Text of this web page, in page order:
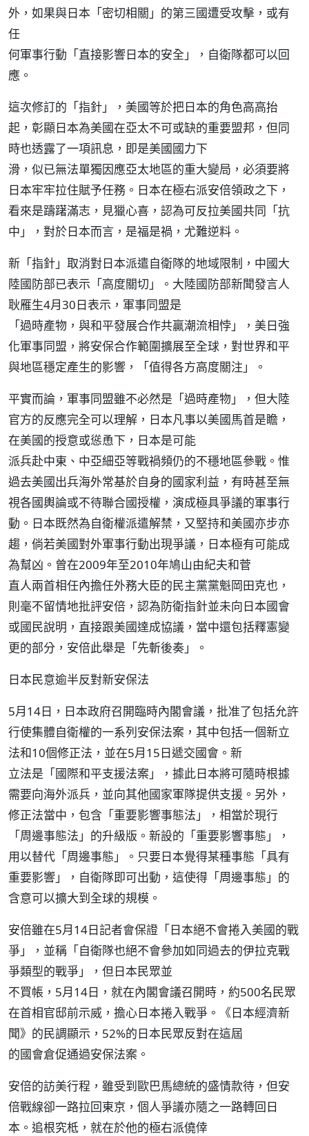
外，如果與日本「密切相關」的第三國遭受攻擊，或有
任
何軍事行動「直接影響日本的安全」，自衛隊都可以回
應。
這次修訂的「指針」，美國等於把日本的角色高高抬
起，彰顯日本為美國在亞太不可或缺的重要盟邦，但同
時也透露了一項訊息，即是美國國力下
滑，似已無法單獨因應亞太地區的重大變局，必須要將
日本牢牢拉住賦予任務。日本在極右派安倍領政之下，
看來是躊躇滿志，見獵心喜，認為可反拉美國共同「抗
中」，對於日本而言，是福是禍，尤難逆料。
新「指針」取消對日本派遣自衛隊的地域限制，中國大
陸國防部已表示「高度關切」。大陸國防部新聞發言人
耿雁生4月30日表示，軍事同盟是
「過時產物，與和平發展合作共贏潮流相悖」，美日強
化軍事同盟，將安保合作範圍擴展至全球，對世界和平
與地區穩定產生的影響，「值得各方高度關注」。
平實而論，軍事同盟雖不必然是「過時產物」，但大陸
官方的反應完全可以理解，日本凡事以美國馬首是瞻，
在美國的授意或慫恿下，日本是可能
派兵赴中東、中亞細亞等戰禍頻仍的不穩地區參戰。惟
過去美國出兵海外常基於自身的國家利益，有時甚至無
視各國輿論或不待聯合國授權，演成極具爭議的軍事行
動。日本既然為自衛權派遣解禁，又堅持和美國亦步亦
趨，倘若美國對外軍事行動出現爭議，日本極有可能成
為幫凶。曾在2009年至2010年鳩山由紀夫和菅
直人兩首相任內擔任外務大臣的民主黨黨魁岡田克也，
則毫不留情地批評安倍，認為防衛指針並未向日本國會
或國民說明，直接跟美國達成協議，當中還包括釋憲變
更的部分，安倍此舉是「先斬後奏」。
日本民意逾半反對新安保法
5月14日，日本政府召開臨時內閣會議，批准了包括允許
行使集體自衛權的一系列安保法案，其中包括一個新立
法和10個修正法，並在5月15日遞交國會。新
立法是「國際和平支援法案」，據此日本將可隨時根據
需要向海外派兵，並向其他國家軍隊提供支援。另外，
修正法當中，包含「重要影響事態法」，相當於現行
「周邊事態法」的升級版。新設的「重要影響事態」，
用以替代「周邊事態」。只要日本覺得某種事態「具有
重要影響」，自衛隊即可出動，這使得「周邊事態」的
含意可以擴大到全球的規模。
安倍雖在5月14日記者會保證「日本絕不會捲入美國的戰
爭」，並稱「自衛隊也絕不會參加如同過去的伊拉克戰
爭類型的戰爭」，但日本民眾並
不買帳，5月14日，就在內閣會議召開時，約500名民眾
在首相官邸前示威，擔心日本捲入戰爭。《日本經濟新
聞》的民調顯示，52%的日本民眾反對在這屆
的國會倉促通過安保法案。
安倍的訪美行程，雖受到歐巴馬總統的盛情款待，但安
倍戰線卻一路拉回東京，個人爭議亦隨之一路轉回日
本。追根究柢，就在於他的極右派僥倖